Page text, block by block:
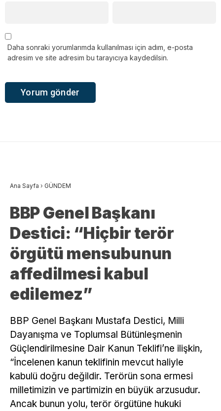
Daha sonraki yorumlarımda kullanılması için adım, e-posta
adresim ve site adresim bu tarayıcıya kaydedilsin.
Ana Sayfa › GÜNDEM
BBP Genel Başkanı
Destici: “Hiçbir terör
örgütü mensubunun
affedilmesi kabul
edilemez”
BBP Genel Başkanı Mustafa Destici, Milli
Dayanışma ve Toplumsal Bütünleşmenin
Güçlendirilmesine Dair Kanun Teklifi’ne ilişkin,
“İncelenen kanun teklifinin mevcut haliyle
kabulü doğru değildir. Terörün sona ermesi
milletimizin ve partimizin en büyük arzusudur.
Ancak bunun yolu, terör örgütüne hukuki